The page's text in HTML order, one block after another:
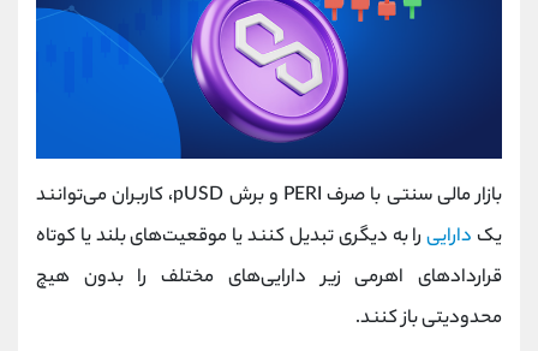
بازار مالی سنتی با صرف PERI و برش pUSD، کاربران می‌توانند
یک داراییرا به دیگری تبدیل کنند یا موقعیت‌های بلند یا کوتاه
قراردادهای اهرمی زیر دارایی‌های مختلف را بدون هیچ
محدودیتی باز کنند.